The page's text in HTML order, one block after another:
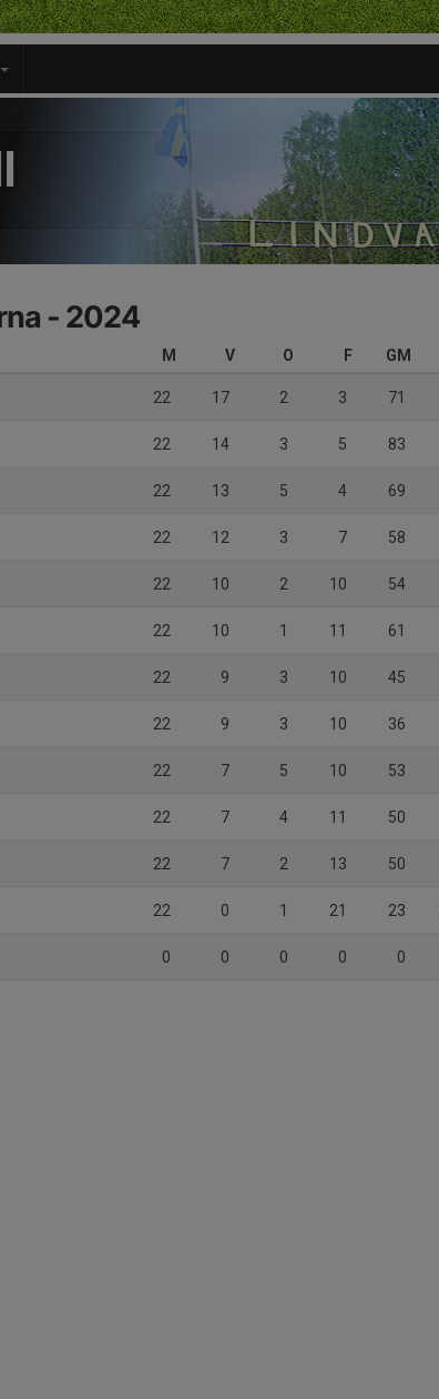
- 2024
M V O F GM
22 17 2 3 71
22 14 3 5 83
22 13 5 4 69
22 12 3 7 58
22 10 2 10 54
22 10 1 11 61
22 9 3 10 45
22 9 3 10 36
22 7 5 10 53
22 7 4 11 50
22 7 2 13 50
22 0 1 21 23
0 0 0 0 0